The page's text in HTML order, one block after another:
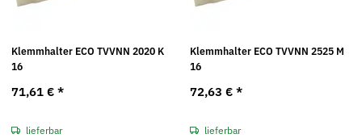
Klemmhalter ECO TVVNN 2020 K
16
71,61 € *
lieferbar
Klemmhalter ECO TVVNN 2525 M
16
72,63 € *
lieferbar